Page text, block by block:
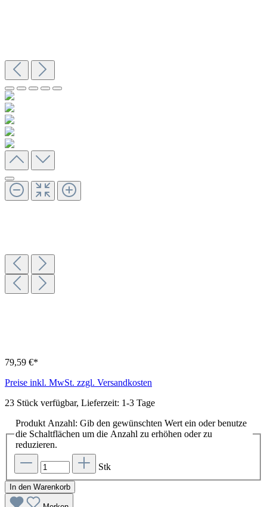
79,59 €*
Preise inkl. MwSt. zzgl. Versandkosten
23 Stück verfügbar, Lieferzeit: 1-3 Tage
Produkt Anzahl: Gib den gewünschten Wert ein oder benutze
die Schaltflächen um die Anzahl zu erhöhen oder zu
reduzieren.
Stk
In den Warenkorb